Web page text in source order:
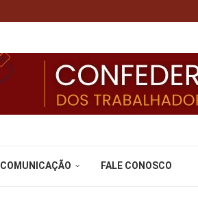
COMUNICAÇÃO FALE CONOSCO